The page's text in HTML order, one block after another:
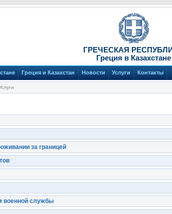
ГРЕЧЕСКАЯ
Греция в Казахстане
Греция и Казахстан Новости Услуги Контакты
за границей
военной службы